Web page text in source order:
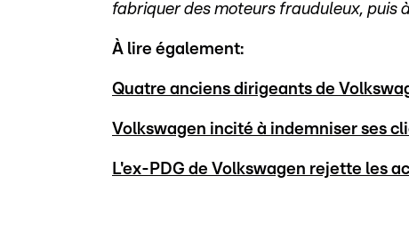
fabriquer des moteurs frauduleux, puis
À lire également:
Quatre anciens dirigeants de
Volkswagen incité à indemniser ses
L'ex-PDG de Volkswagen rejette les